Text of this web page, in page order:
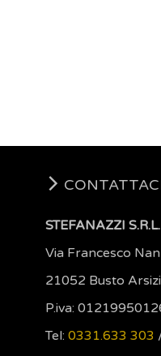
STEFANAZZI S.R.L.
Via Francesco
21052 Busto
P.iva:
Tel: 0331.633 303